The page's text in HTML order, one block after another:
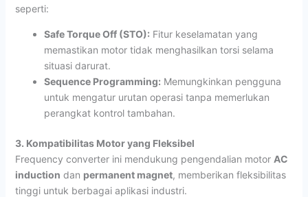
seperti:
Safe Torque Off (STO): Fitur keselamatan yang
memastikan motor tidak menghasilkan torsi selama
situasi darurat.
Sequence Programming: Memungkinkan pengguna
untuk mengatur urutan operasi tanpa memerlukan
perangkat kontrol tambahan.
3. Kompatibilitas Motor yang Fleksibel
Frequency converter ini mendukung pengendalian motor AC
induction dan permanent magnet, memberikan fleksibilitas
tinggi untuk berbagai aplikasi industri.